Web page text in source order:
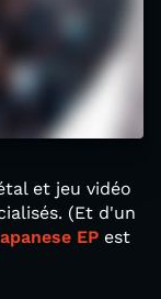
et jeu vidéo
(Et d'un
EP est